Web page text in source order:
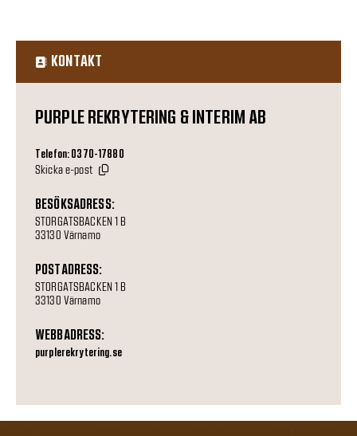
KONTAKT
PURPLE REKRYTERING & INTERIM AB
Telefon: 0370-17880
Skicka e-post
BESÖKSADRESS:
STORGATSBACKEN 1 B
33130 Värnamo
POSTADRESS:
STORGATSBACKEN 1 B
33130 Värnamo
WEBBADRESS:
purplerekrytering.se